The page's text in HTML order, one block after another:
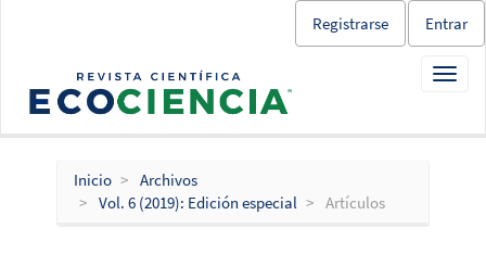
Navegación
principal
Contenido
Registrarse Entrar
Inicio
Archivos
Vol. 6 (2019): Edición especial
Artículos